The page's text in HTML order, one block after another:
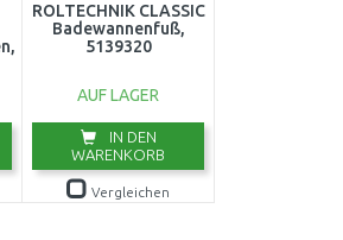
ROLTECHNIK CLASSIC
Badewannenfuß,
5139320
AUF LAGER
IN DEN
WARENKORB
Vergleichen